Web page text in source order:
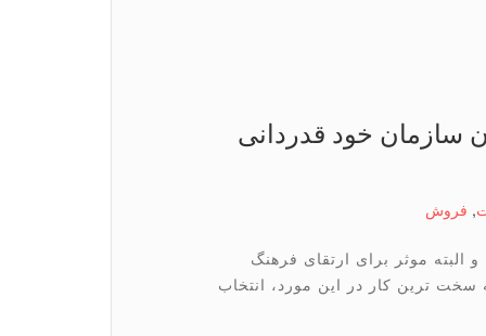
سازمان خود قدردانی
, فروش
موثر برای ارتقای فرهنگ
ترین کار در این مورد، انتخاب